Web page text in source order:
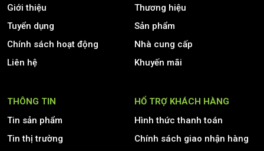
Giới thiệu
Tuyển dụng
Chính sách hoạt động
Liên hệ
Thương hiệu
Sản phẩm
Nhà cung cấp
Khuyến mãi
THÔNG TIN
Tin sản phẩm
Tin thị trường
HỔ TRỢ KHÁCH HÀNG
Hình thức thanh toán
Chính sách giao nhận hàng